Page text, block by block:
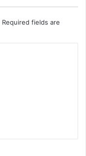
Required fields are